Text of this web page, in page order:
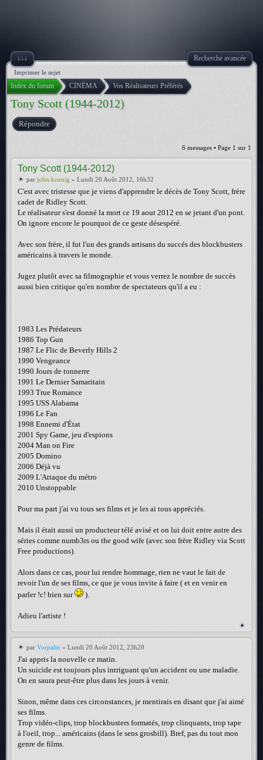
↓↓↓ Recherche avancée
Imprimer le sujet
Index du forum CINÉMA Vos Réalisateurs Préférés
Tony Scott (1944-2012)
Répondre
6 messages • Page 1 sur 1
Tony Scott (1944-2012)
par john.koenig » Lundi 20 Août 2012, 16h32
C'est avec tristesse que je viens d'apprendre le décès de Tony Scott, frère
cadet de Ridley Scott.
Le réalisateur s'est donné la mort ce 19 aout 2012 en se jetant d'un pont.
On ignore encore le pourquoi de ce geste désespéré.
Avec son frère, il fut l'un des grands artisans du succés des blockbusters
américains à travers le monde.
Jugez plutôt avec sa filmographie et vous verrez le nombre de succès
aussi bien critique qu'en nombre de spectateurs qu'il a eu :
1983 Les Prédateurs
1986 Top Gun
1987 Le Flic de Beverly Hills 2
1990 Vengeance
1990 Jours de tonnerre
1991 Le Dernier Samaritain
1993 True Romance
1995 USS Alabama
1996 Le Fan
1998 Ennemi d'État
2001 Spy Game, jeu d'espions
2004 Man on Fire
2005 Domino
2006 Déjà vu
2009 L'Attaque du métro
2010 Unstoppable
Pour ma part j'ai vu tous ses films et je les ai tous appréciés.
Mais il était aussi un producteur télé avisé et on lui doit entre autre des
séries comme numb3rs ou the good wife (avec son frère Ridley via Scott
Free productions).
Alors dans ce cas, pour lui rendre hommage, rien ne vaut le fait de
revoir l'un de ses films, ce que je vous invite à faire ( et en venir en
parler !c! bien sur
).
Adieu l'artiste !
par Vorpalin » Lundi 20 Août 2012, 23h20
J'ai appris la nouvelle ce matin.
Un suicide est toujours plus intriguant qu'un accident ou une maladie.
On en saura peut-être plus dans les jours à venir.
Sinon, même dans ces circonstances, je mentirais en disant que j'ai aimé
ses films.
Trop vidéo-clips, trop blockbusters formatés, trop clinquants, trop tape
à l'oeil, trop... américains (dans le sens grosbill). Bref, pas du tout mon
genre de films.